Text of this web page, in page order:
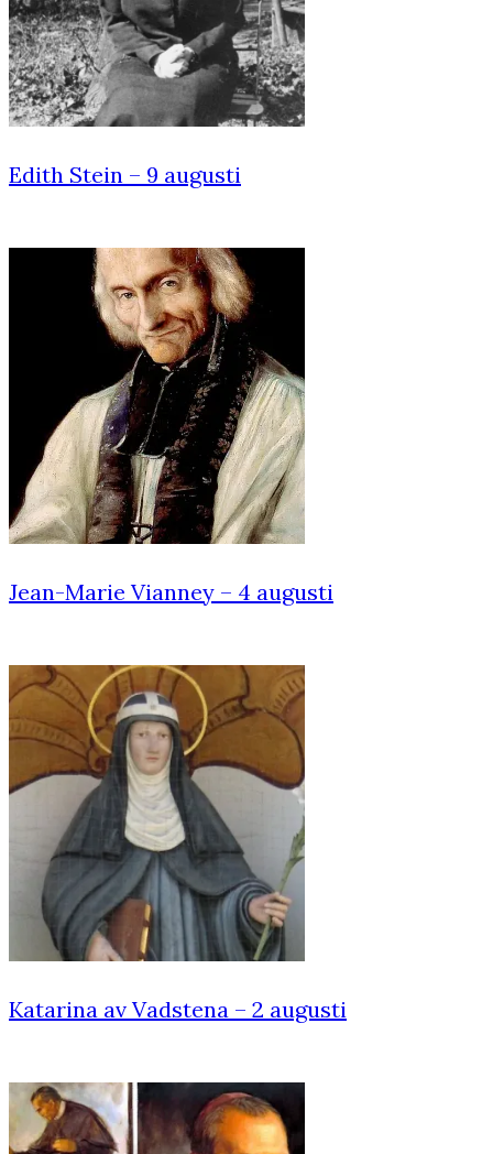
Edith Stein – 9 augusti
Jean-Marie Vianney – 4 augusti
Katarina av Vadstena – 2 augusti